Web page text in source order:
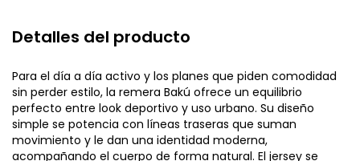
Detalles del producto
Para el día a día activo y los planes que piden comodidad
sin perder estilo, la remera Bakú ofrece un equilibrio
perfecto entre look deportivo y uso urbano. Su diseño
simple se potencia con líneas traseras que suman
movimiento y le dan una identidad moderna,
acompañando el cuerpo de forma natural. El jersey se